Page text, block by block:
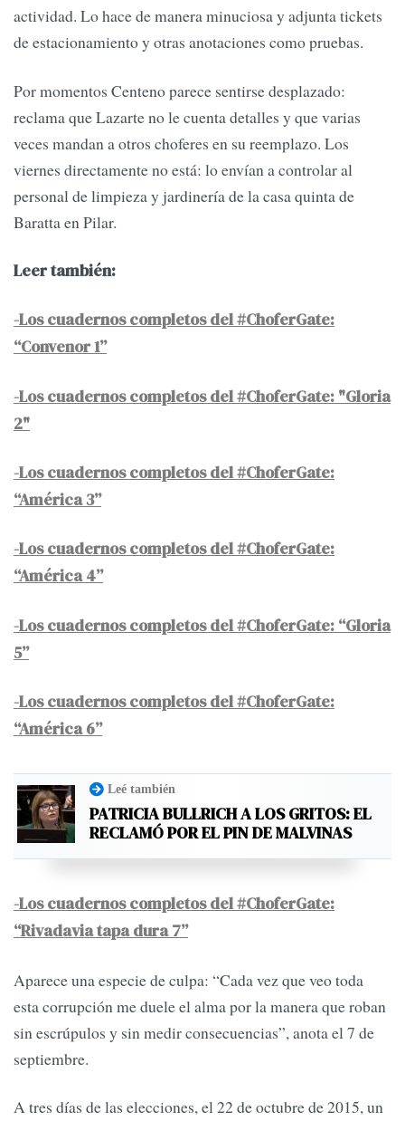
actividad. Lo hace de manera minuciosa y adjunta tickets
de estacionamiento y otras anotaciones como pruebas.
Por momentos Centeno parece sentirse desplazado:
reclama que Lazarte no le cuenta detalles y que varias
veces mandan a otros choferes en su reemplazo. Los
viernes directamente no está: lo envían a controlar al
personal de limpieza y jardinería de la casa quinta de
Baratta en Pilar.
Leer también:
-Los cuadernos completos del #ChoferGate:
“Convenor 1”
-Los cuadernos completos del #ChoferGate: "Gloria
2"
-Los cuadernos completos del #ChoferGate:
“América 3”
-Los cuadernos completos del #ChoferGate:
“América 4”
-Los cuadernos completos del #ChoferGate: “Gloria
5”
-Los cuadernos completos del #ChoferGate:
“América 6”
Leé también
PATRICIA BULLRICH A LOS GRITOS: EL
RECLAMÓ POR EL PIN DE MALVINAS
-Los cuadernos completos del #ChoferGate:
“Rivadavia tapa dura 7”
Aparece una especie de culpa: “Cada vez que veo toda
esta corrupción me duele el alma por la manera que roban
sin escrúpulos y sin medir consecuencias”, anota el 7 de
septiembre.
A tres días de las elecciones, el 22 de octubre de 2015, un